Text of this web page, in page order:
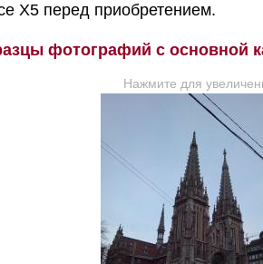
X5 перед приобретением.
фотографий с основной
Нажмите для